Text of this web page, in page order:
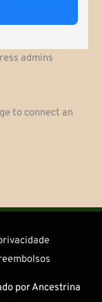
admins
to connect an
por Ancestrina